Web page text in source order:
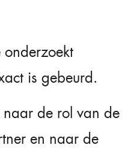
onderzoekt
is gebeurd.
de rol van de
en naar de